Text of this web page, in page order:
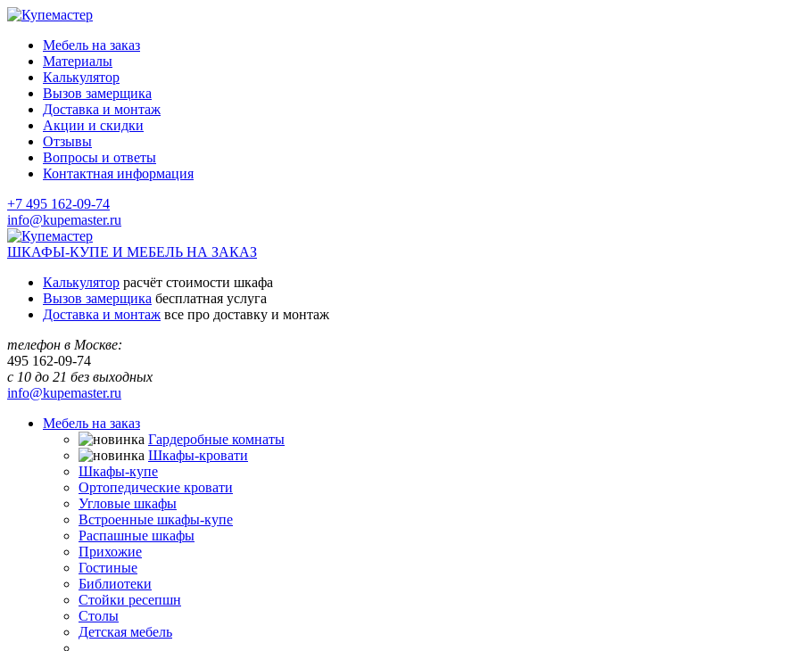
Мебель на заказ
Материалы
Калькулятор
Вызов замерщика
Доставка и монтаж
Акции и скидки
Отзывы
Вопросы и ответы
Контактная информация
+7 495 162-09-74
info@kupemaster.ru
ШКАФЫ-КУПЕ И МЕБЕЛЬ НА ЗАКАЗ
Калькулятор расчёт стоимости шкафа
Вызов замерщика бесплатная услуга
Доставка и монтаж все про доставку и монтаж
телефон в Москве:
495 162-09-74
с 10 до 21 без выходных
info@kupemaster.ru
Мебель на заказ
Гардеробные комнаты
Шкафы-кровати
Шкафы-купе
Ортопедические кровати
Угловые шкафы
Встроенные шкафы-купе
Распашные шкафы
Прихожие
Гостиные
Библиотеки
Стойки ресепшн
Столы
Детская мебель